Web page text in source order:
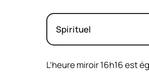
Spirituel
L’heure miroir 16h16 est